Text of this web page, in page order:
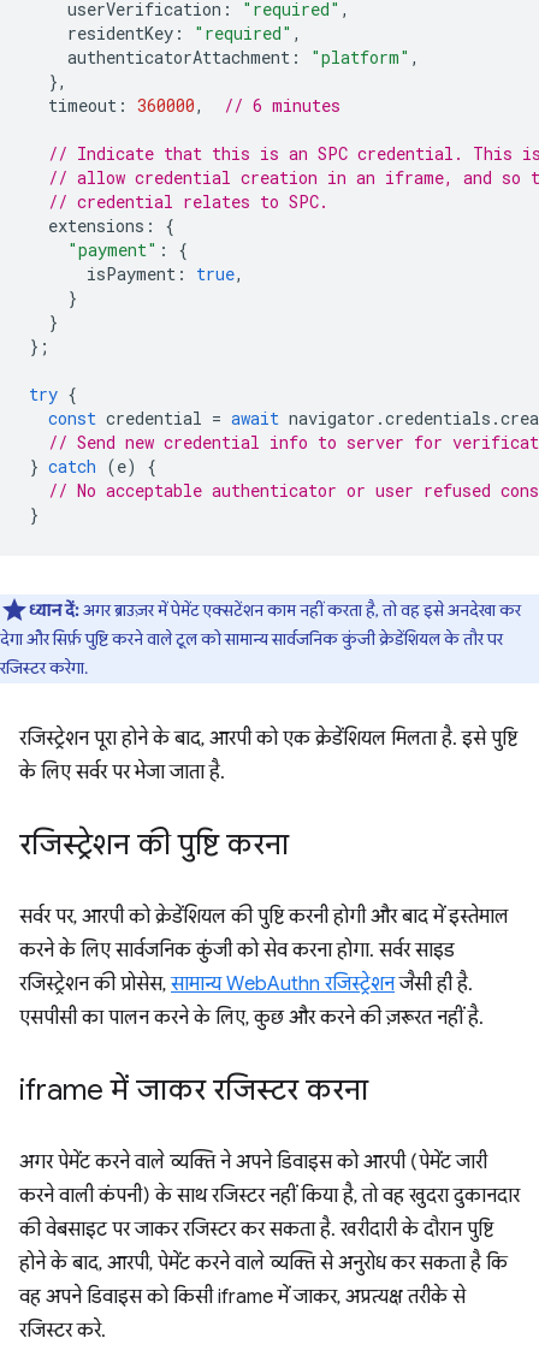
userVerification : "required" ,
residentKey : "required" ,
authenticatorAttachment : "platform" ,
},
timeout : 360000, // 6 minutes
// Indicate that this is an SPC credential. This
// allow credential creation in an iframe, and so
// credential relates to SPC.
extensions :
{
"payment" :
{
isPayment : true,
}
}
};
try {
const credential = await navigator .credentials .
// Send new credential info to server for
} catch (e)
{
// No acceptable authenticator or user refused
}
ध्यान दें:अगर ब्राउज़र में पेमेंट एक्सटेंशन काम नहीं करता है, तो वह इसे अनदेखा कर
देगा और सिर्फ़ पुष्टि करने वाले टूल को सामान्य सार्वजनिक कुंजी क्रेडेंशियल के तौर पर
रजिस्टर करेगा.
रजिस्ट्रेशन पूरा होने के बाद, आरपी को एक क्रेडेंशियल मिलता है. इसे पुष्टि
के लिए सर्वर पर भेजा जाता है.
रजिस्ट्रेशन की पुष्टि करना
सर्वर पर, आरपी को क्रेडेंशियल की पुष्टि करनी होगी और बाद में इस्तेमाल
करने के लिए सार्वजनिक कुंजी को सेव करना होगा. सर्वर साइड
रजिस्ट्रेशन की प्रोसेस,सामान्य WebAuthn रजिस्ट्रेशनजैसी ही है.
एसपीसी का पालन करने के लिए, कुछ और करने की ज़रूरत नहीं है.
iframe में जाकर रजिस्टर करना
अगर पेमेंट करने वाले व्यक्ति ने अपने डिवाइस को आरपी (पेमेंट जारी
करने वाली कंपनी) के साथ रजिस्टर नहीं किया है, तो वह खुदरा दुकानदार
की वेबसाइट पर जाकर रजिस्टर कर सकता है. खरीदारी के दौरान पुष्टि
होने के बाद, आरपी, पेमेंट करने वाले व्यक्ति से अनुरोध कर सकता है कि
वह अपने डिवाइस को किसी iframe में जाकर, अप्रत्यक्ष तरीके से
रजिस्टर करे.